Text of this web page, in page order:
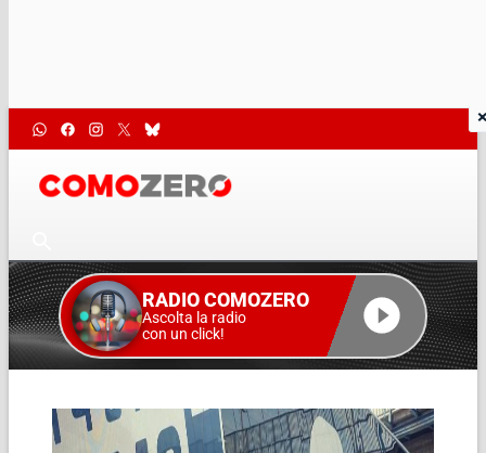
RADIO COMOZERO
Ascolta la radio
con un click!